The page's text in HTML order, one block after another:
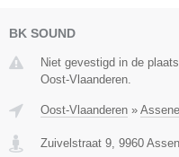
BK SOUND
Niet gevestigd in de
Oost-Vlaanderen.
Oost-Vlaanderen »
Zuivelstraat 9 9960